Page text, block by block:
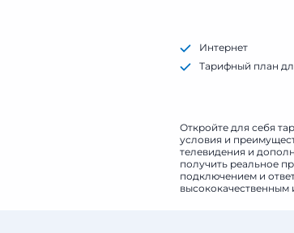
Интернет
Тарифный план
Откройте для себя
условия и
телевидения и
получить реальное
подключением и
высококачественным